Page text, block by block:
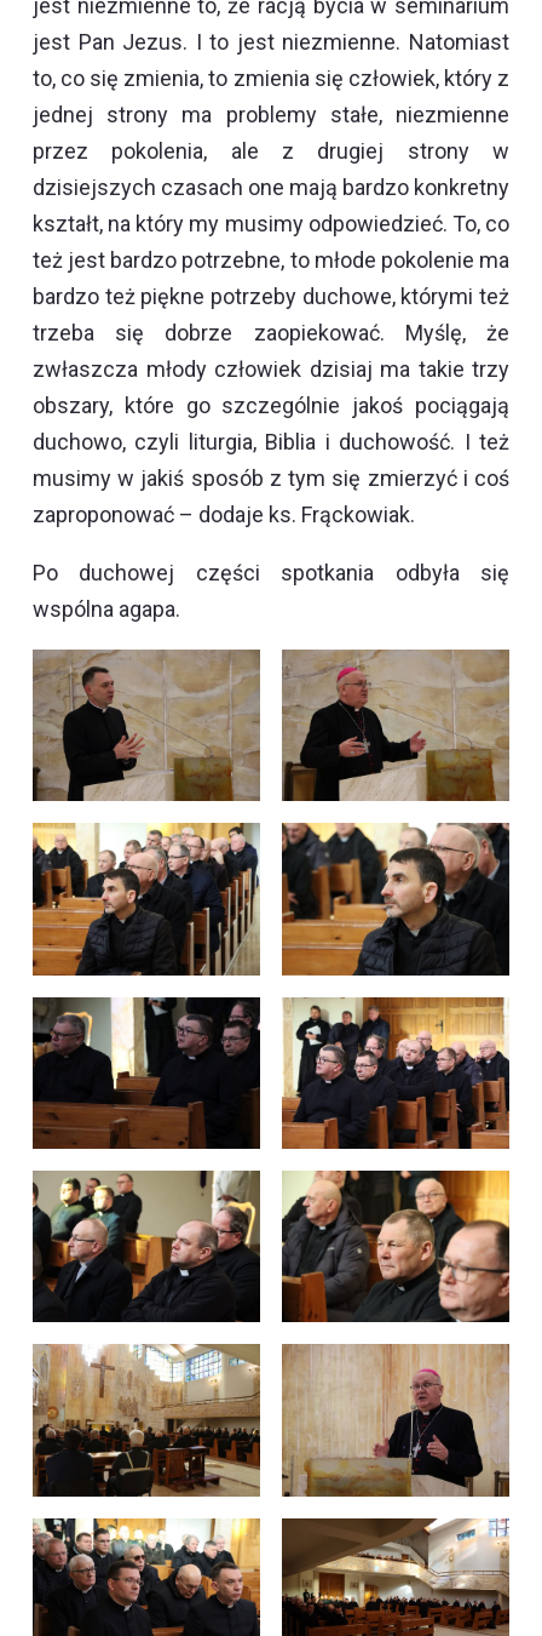
jest niezmienne to, że racją bycia w seminarium
jest Pan Jezus. I to jest niezmienne. Natomiast
to, co się zmienia, to zmienia się człowiek, który z
jednej strony ma problemy stałe, niezmienne
przez pokolenia, ale z drugiej strony w
dzisiejszych czasach one mają bardzo konkretny
kształt, na który my musimy odpowiedzieć. To, co
też jest bardzo potrzebne, to młode pokolenie ma
bardzo też piękne potrzeby duchowe, którymi też
trzeba się dobrze zaopiekować. Myślę, że
zwłaszcza młody człowiek dzisiaj ma takie trzy
obszary, które go szczególnie jakoś pociągają
duchowo, czyli liturgia, Biblia i duchowość. I też
musimy w jakiś sposób z tym się zmierzyć i coś
zaproponować – dodaje ks. Frąckowiak.
Po duchowej części spotkania odbyła się
wspólna agapa.